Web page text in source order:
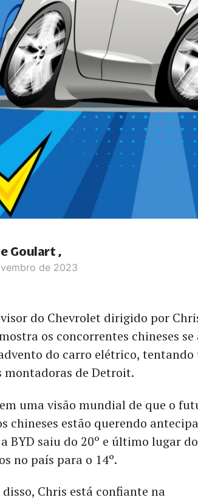
de 2023
do Chevrolet dirigido por
os concorrentes chineses
do carro elétrico,
montadoras de Detroit.
uma visão mundial de que o
chineses estão querendo
a BYD saiu do 20º e último lugar
no país para o 14º.
Chris está confiante na
Goulart